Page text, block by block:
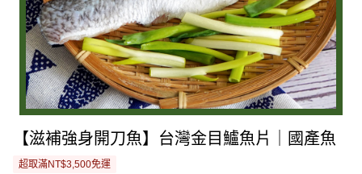
【滋補強身開刀魚】台灣金目鱸魚片｜國產魚
超取滿NT$3,500免運